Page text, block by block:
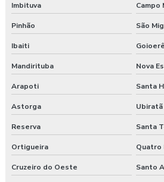
Imbituva Campo
Pinhão São
Ibaiti Goioerê
Mandirituba Nova
Arapoti Santa
Astorga Ubiratã
Reserva Santa
Ortigueira Quatro
Cruzeiro do Oeste Santo